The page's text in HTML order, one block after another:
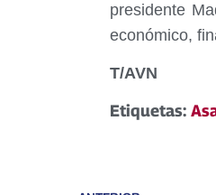
presidente
económico,
T/AVN
Etiquetas: